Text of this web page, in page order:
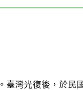
灣光復後，於民